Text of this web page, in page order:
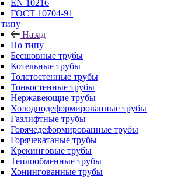
EN 10216
ГОСТ 10704-91
Назад
По типу
Бесшовные трубы
Котельные трубы
Толстостенные трубы
Тонкостенные трубы
Нержавеющие трубы
Холоднодеформированные трубы
Газлифтные трубы
Горячедеформированные трубы
Горячекатаные трубы
Крекинговые трубы
Теплообменные трубы
Хонингованные трубы